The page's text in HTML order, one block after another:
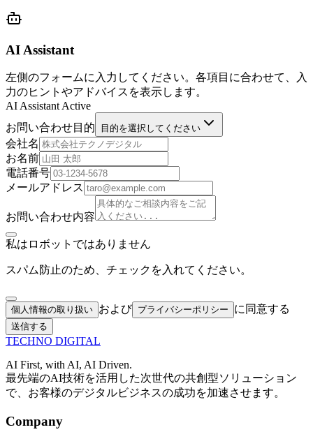
AI Assistant
左側のフォームに入力してください。各項目に合わせて、入
力のヒントやアドバイスを表示します。
AI Assistant Active
お問い合わせ目的
目的を選択してください
会社名
お名前
電話番号
メールアドレス
お問い合わせ内容
私はロボットではありません
スパム防止のため、チェックを入れてください。
個人情報の取り扱い および プライバシーポリシー に同意する
送信する
TECHNO DIGITAL
AI First, with AI, AI Driven.
最先端のAI技術を活用した次世代の共創型ソリューション
で、お客様のデジタルビジネスの成功を加速させます。
Company